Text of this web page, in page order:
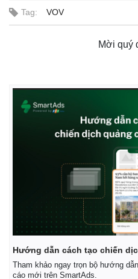
Tag: VOV
Mời quý
Hướng dẫn cách tạo chiến
Tham khảo ngay trọn bộ hướng
cáo mới trên SmartAds.